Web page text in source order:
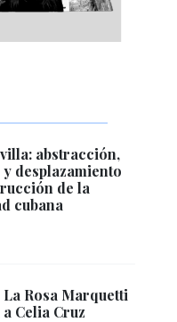
abstracción,
desplazamiento
de la
cubana
Rosa Marquetti
Celia Cruz